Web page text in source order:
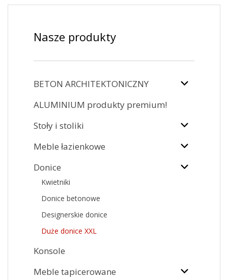
Nasze produkty
BETON ARCHITEKTONICZNY
ALUMINIUM produkty premium!
Stoły i stoliki
Meble łazienkowe
Donice
Kwietniki
Donice betonowe
Designerskie donice
Duże donice XXL
Konsole
Meble tapicerowane